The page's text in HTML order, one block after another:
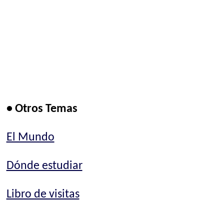
• Otros Temas
El Mundo
Dónde estudiar
Libro de visitas